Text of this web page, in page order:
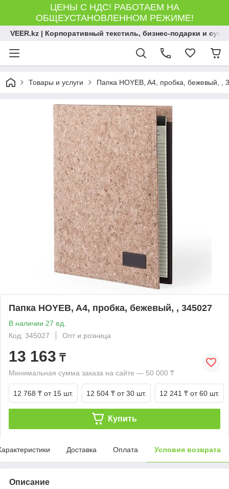
ЦЕНЫ С НДС! РАБОТАЕМ НА
ОБЩЕУСТАНОВЛЕННОМ РЕЖИМЕ!
VEER.kz | Корпоративный текстиль, бизнес-подарки и
Товары и услуги Папка HOYEB, A4, пробка, бежевый, ,
Папка HOYEB, A4, пробка, бежевый, , 345027
В наличии 27 ед.
Код: 345027
Опт и розница
13 163 ₸
Минимальная сумма заказа на сайте — 50 000 ₸
12 768 ₸ от 15 шт. 12 504 ₸ от 30 шт. 12 241 ₸ от 60 шт.
Купить
Доставка Оплата Условия возврата
Описание